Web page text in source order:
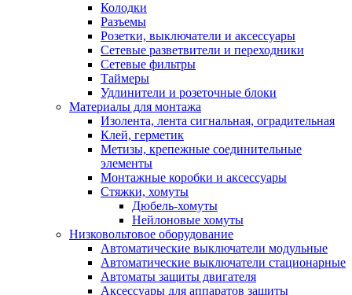
Колодки
Разъемы
Розетки, выключатели и аксессуары
Сетевые разветвители и переходники
Сетевые фильтры
Таймеры
Удлинители и розеточные блоки
Материалы для монтажа
Изолента, лента сигнальная, оградительная
Клей, герметик
Метизы, крепежные соединительные
элементы
Монтажные коробки и аксессуары
Стяжки, хомуты
Дюбель-хомуты
Нейлоновые хомуты
Низковольтовое оборудование
Автоматические выключатели модульные
Автоматические выключатели стационарные
Автоматы защиты двигателя
Аксессуары для аппаратов защиты